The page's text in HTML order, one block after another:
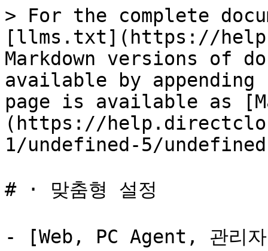
> For the complete
[llms.txt](https://
Markdown versions of
available by
page is available as
(https://
1/undefined-5/
# · 맞춤형 설정
- [Web, PC Agent, 관리자